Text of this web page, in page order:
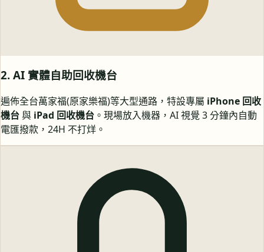
2. AI 實體自助回收機台
遍佈全台萬家福(原家樂福)等大型通路，特設專屬 iPhone 回收
機台與 iPad 回收機台 。現場放入機器，AI 視覺 3 分鐘內自動
電匯撥款，24H 不打烊。